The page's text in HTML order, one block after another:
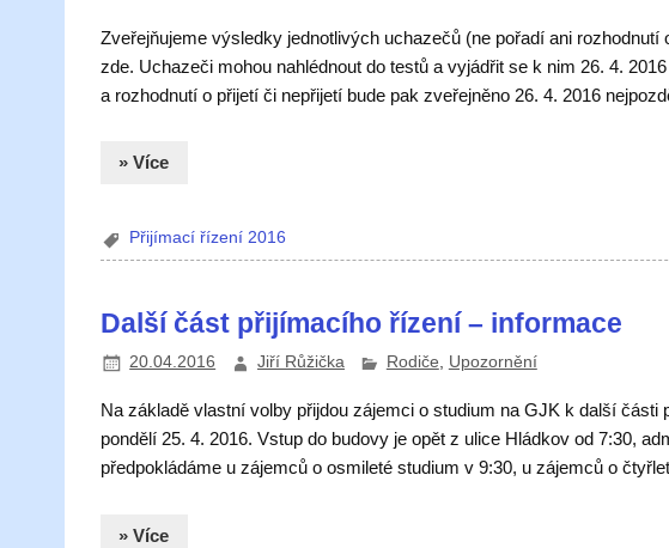
Zveřejňujeme výsledky jednotlivých uchazečů (ne pořadí ani
zde. Uchazeči mohou nahlédnout do testů a vyjádřit se k nim 26. 4.
a rozhodnutí o přijetí či nepřijetí bude pak zveřejněno 26. 4. 2016
» Více
Přijímací řízení 2016
Další část přijímacího řízení – informace
20.04.2016 Jiří Růžička Rodiče, Upozornění
Na základě vlastní volby přijdou zájemci o studium na GJK k další
pondělí 25. 4. 2016. Vstup do budovy je opět z ulice Hládkov od 7:30,
předpokládáme u zájemců o osmileté studium v 9:30, u zájemců o
» Více